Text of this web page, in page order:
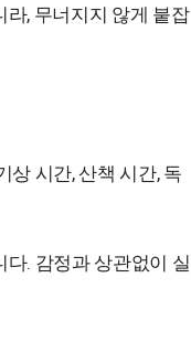
, 무너지지 않게 붙잡
상 시간, 산책 시간, 독
. 감정과 상관없이 실